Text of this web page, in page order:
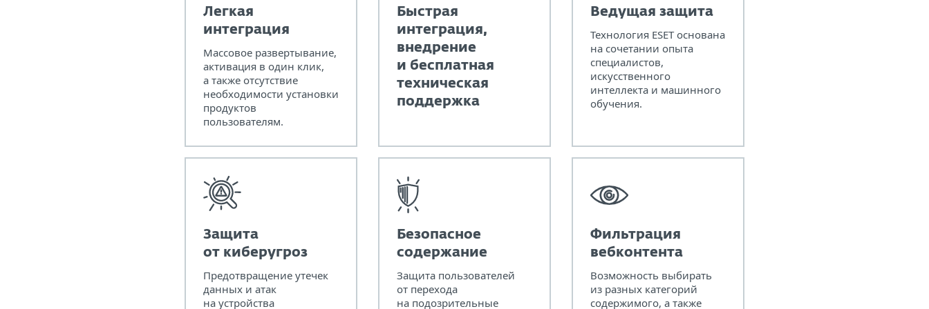
Легкая
интеграция
Массовое развертывание,
активация в один клик,
а также отсутствие
необходимости установки
продуктов
пользователям.
Быстрая
интеграция,
внедрение
и бесплатная
техническая
поддержка
Ведущая защита
Технология ESET основана
на сочетании опыта
специалистов,
искусственного
интеллекта и машинного
обучения.
Защита
от киберугроз
Предотвращение утечек
данных и атак
на устройства
Безопасное
содержание
Защита пользователей
от перехода
на подозрительные
Фильтрация
вебконтента
Возможность выбирать
из разных категорий
содержимого, а также